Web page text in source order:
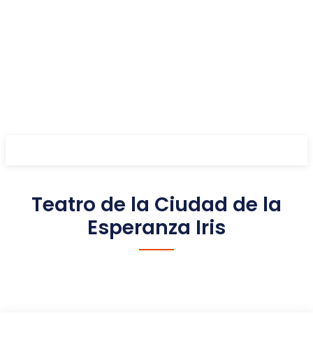
Teatro de la Ciudad de la
Esperanza Iris